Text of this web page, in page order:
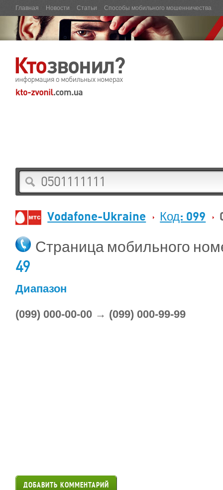
Главная Новости Статьи Способы мобильного мошенничества
Vodafone-Ukraine Код: 099
Страница мобильного
49
Диапазон
(099) 000-00-00 → (099) 000-99-99
ДОБАВИТЬ КОММЕНТАРИЙ